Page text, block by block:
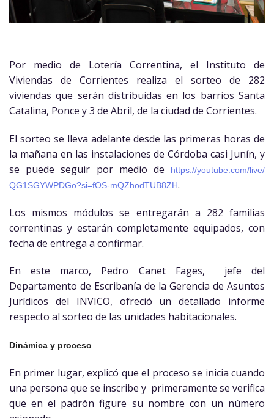
Por medio de Lotería Correntina, el Instituto de
Viviendas de Corrientes realiza el sorteo de 282
viviendas que serán distribuidas en los barrios Santa
Catalina, Ponce y 3 de Abril, de la ciudad de Corrientes.
El sorteo se lleva adelante desde las primeras horas de
la mañana en las instalaciones de Córdoba casi Junín, y
se puede seguir por medio de
https://youtube.com/live/
QG1SGYWPDGo?si=fOS-mQZhodTUB8ZH.
Los mismos módulos se entregarán a 282 familias
correntinas y estarán completamente equipados, con
fecha de entrega a confirmar.
En este marco, Pedro Canet Fages, jefe del
Departamento de Escribanía de la Gerencia de Asuntos
Jurídicos del INVICO, ofreció un detallado informe
respecto al sorteo de las unidades habitacionales.
Dinámica y proceso
En primer lugar, explicó que el proceso se inicia cuando
una persona que se inscribe y primeramente se verifica
que en el padrón figure su nombre con un número